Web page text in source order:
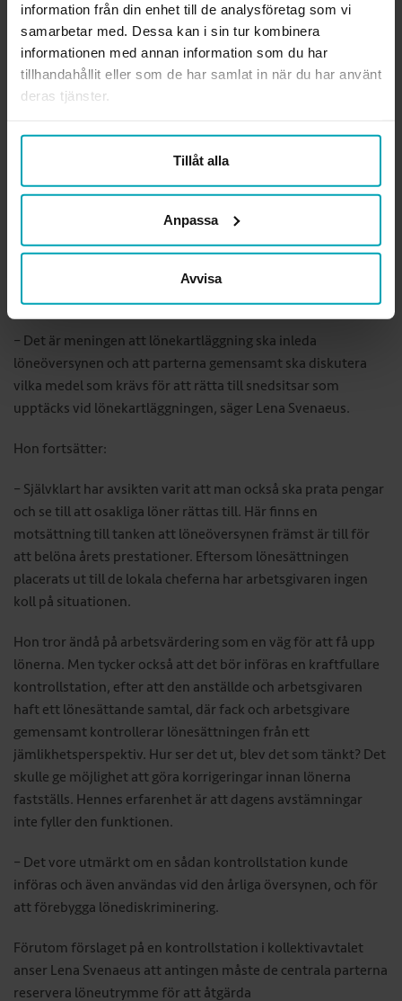
information från din enhet till de analysföretag som vi
samarbetar med. Dessa kan i sin tur kombinera
informationen med annan information som du har
tillhandahållit eller som de har samlat in när du har använt
deras tjänster.
Tillåt alla
Anpassa
Avvisa
jämlikhet. Detta är Lena Svenaeus starkt kritisk till och hon
har även ­debatterat frågan i media. Och hon är inte ensam.
Även antidiskrimineringsbyråerna har lyft sanktionsfrågan
och i höstas gjorde tankesmedjan Independent Living
Institute en översyn av DO:s tillsynsbeslut och kom fram till
Även i Sveriges Arbetsterapeuters olika kollektivavtal lyfts
vikten av att motverka löneskillnader på grund av kön. För
löneavtalen tills vidare, ­vilket ibland kallas för sifferlösa
avtal. Det finns inget centralt bestämt löneutrymme, och
fokus ­ligger på lönebildningsprocessen med årliga löne­
översyner.
– Det är meningen att lönekartläggning ska inleda
löneöversynen och att parterna gemensamt ska diskutera
vilka medel som krävs för att rätta till snedsitsar som
upptäcks vid lönekartläggningen, säger Lena Svenaeus.
Hon fortsätter:
– Självklart har avsikten varit att man också ska prata pengar
och se till att osakliga löner rättas till. Här finns en
motsättning till tanken att löne­översynen främst är till för
att belöna årets prestationer. Eftersom lönesättningen
placerats ut till de lokala cheferna har arbetsgivaren ingen
koll på situationen.
Hon tror ändå på arbetsvärdering som en väg för att få upp
lönerna. Men tycker också att det bör införas en kraftfullare
kontrollstation, efter att den anställde och arbetsgivaren
haft ett lönesättande samtal, där fack och arbetsgivare
gemensamt kontrollerar lönesättningen från ett
jämlikhetsperspektiv. Hur ser det ut, blev det som tänkt? Det
skulle ge möjlighet att göra korrigeringar innan lönerna
fastställs. Hennes erfarenhet är att dagens avstämningar
inte fyller den funktionen.
– Det vore utmärkt om en sådan kontrollstation kunde
införas och även användas vid den årliga översynen, och för
att förebygga lönediskrimi­nering.
Förutom förslaget på en kontrollstation i kollektivavtalet
anser Lena Svenaeus att antingen måste de centrala parterna
reservera löneutrymme för att åtgärda